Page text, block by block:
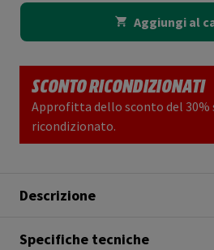
Aggiungi al
SCONTO RICONDIZIONATI
Approfitta dello sconto del
ricondizionato.
Descrizione
Specifiche tecniche